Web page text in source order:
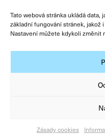
Tato webová stránka ukládá
základní fungování stránek, jakož
Nastavení můžete kdykoli změnit
Zásady cookies
© Archeologický ústav AV ČR,